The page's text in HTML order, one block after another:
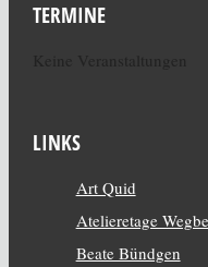
TERMINE
LINKS
Art Quid
Atelieretage
Beate Bündgen